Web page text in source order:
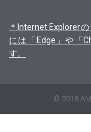
＊Internet Explorer
には「Edge」や「
す。
© 2018